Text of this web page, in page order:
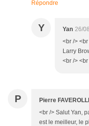
Répondre
Y Yan 26/
<br />
Larry
<br /> <br
P Pierre
<br /> Salut Yan,
est le meilleur, le